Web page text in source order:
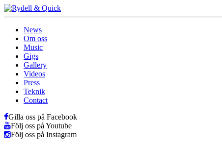
News
Om oss
Music
Gigs
Gallery
Videos
Press
Teknik
Contact
Gilla oss på Facebook
Följ oss på Youtube
Följ oss på Instagram